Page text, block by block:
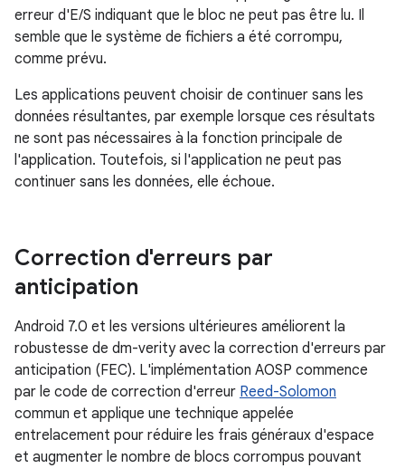
erreur d'E/S indiquant que le bloc ne peut pas être lu. Il
semble que le système de fichiers a été corrompu,
comme prévu.
Les applications peuvent choisir de continuer sans les
données résultantes, par exemple lorsque ces résultats
ne sont pas nécessaires à la fonction principale de
l'application. Toutefois, si l'application ne peut pas
continuer sans les données, elle échoue.
Correction d'erreurs par
anticipation
Android 7.0 et les versions ultérieures améliorent la
robustesse de dm-verity avec la correction d'erreurs par
anticipation (FEC). L'implémentation AOSP commence
par le code de correction d'erreur Reed-Solomon
commun et applique une technique appelée
entrelacement pour réduire les frais généraux d'espace
et augmenter le nombre de blocs corrompus pouvant